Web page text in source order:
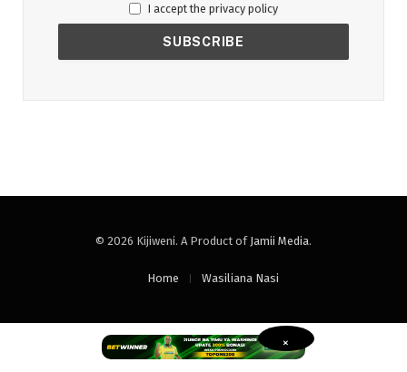
I accept the privacy policy
© 2026 Kijiweni. A Product of Jamii Media.
Home Wasiliana Nasi
×